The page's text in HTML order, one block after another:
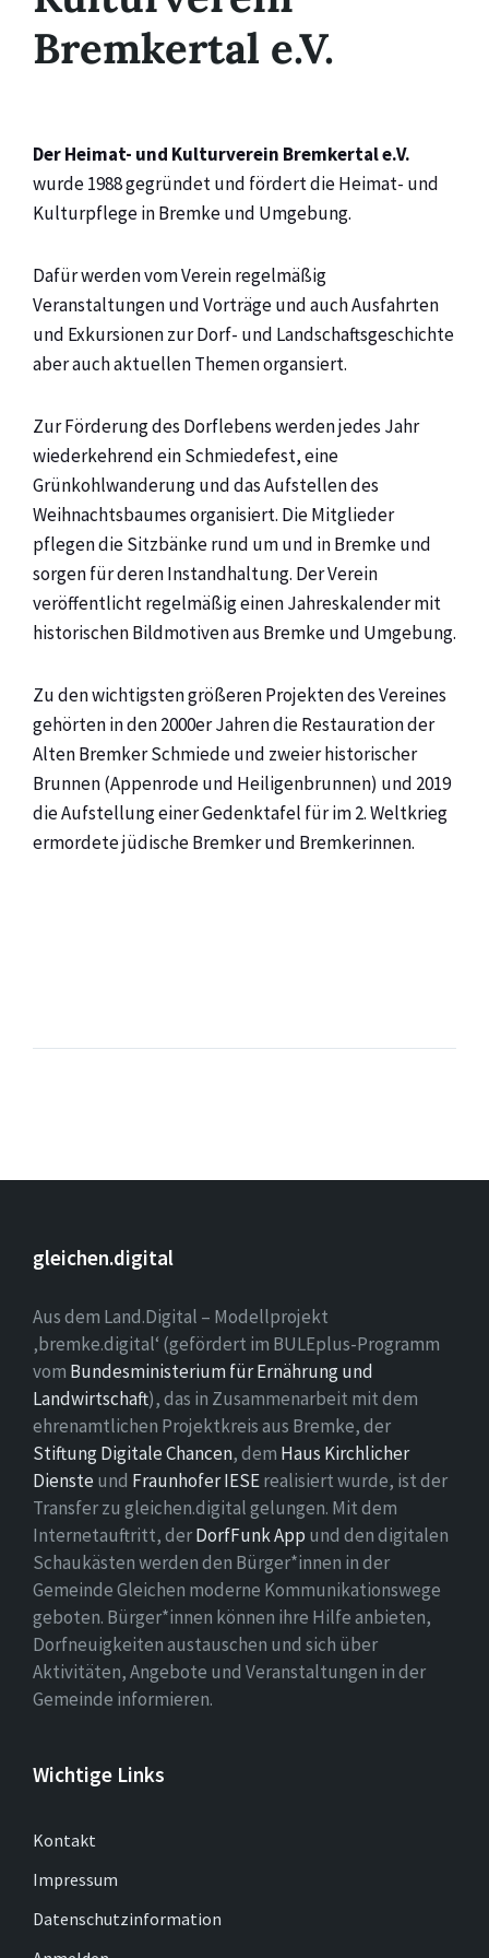
Bremkertal e.V.
Der Heimat- und Kulturverein Bremkertal e.V.
wurde 1988 gegründet und fördert die Heimat- und
Kulturpflege in Bremke und Umgebung.
Dafür werden vom Verein regelmäßig
Veranstaltungen und Vorträge und auch Ausfahrten
und Exkursionen zur Dorf- und Landschaftsgeschichte
aber auch aktuellen Themen organsiert.
Zur Förderung des Dorflebens werden jedes Jahr
wiederkehrend ein Schmiedefest, eine
Grünkohlwanderung und das Aufstellen des
Weihnachtsbaumes organisiert. Die Mitglieder
pflegen die Sitzbänke rund um und in Bremke und
sorgen für deren Instandhaltung. Der Verein
veröffentlicht regelmäßig einen Jahreskalender mit
historischen Bildmotiven aus Bremke und Umgebung.
Zu den wichtigsten größeren Projekten des Vereines
gehörten in den 2000er Jahren die Restauration der
Alten Bremker Schmiede und zweier historischer
Brunnen (Appenrode und Heiligenbrunnen) und 2019
die Aufstellung einer Gedenktafel für im 2. Weltkrieg
ermordete jüdische Bremker und Bremkerinnen.
gleichen.digital
Aus dem Land.Digital – Modellprojekt
‚bremke.digital‘ (gefördert im BULEplus-Programm
vom Bundesministerium für Ernährung und
Landwirtschaft), das in Zusammenarbeit mit dem
ehrenamtlichen Projektkreis aus Bremke, der
Stiftung Digitale Chancen, dem Haus Kirchlicher
Dienste und Fraunhofer IESErealisiert wurde, ist der
Transfer zu gleichen.digital gelungen. Mit dem
Internetauftritt, derDorfFunk App und den digitalen
Schaukästen werden den Bürger*innen in der
Gemeinde Gleichen moderne Kommunikationswege
geboten. Bürger*innen können ihre Hilfe anbieten,
Dorfneuigkeiten austauschen und sich über
Aktivitäten, Angebote und Veranstaltungen in der
Gemeinde informieren.
Wichtige Links
Kontakt
Impressum
Datenschutzinformation